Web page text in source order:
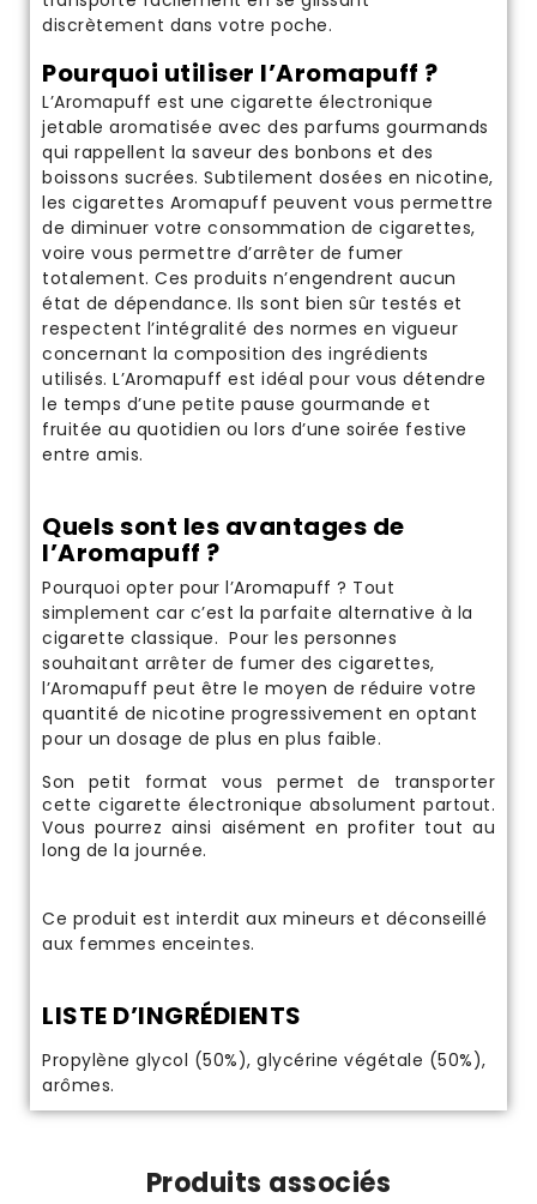
discrètement dans votre poche.
Pourquoi utiliser l’Aromapuff ?
L’Aromapuff est une cigarette électronique
jetable aromatisée avec des parfums gourmands
qui rappellent la saveur des bonbons et des
boissons sucrées. Subtilement dosées en nicotine,
les cigarettes Aromapuff peuvent vous permettre
de diminuer votre consommation de cigarettes,
voire vous permettre d’arrêter de fumer
totalement. Ces produits n’engendrent aucun
état de dépendance. Ils sont bien sûr testés et
respectent l’intégralité des normes en vigueur
concernant la composition des ingrédients
utilisés. L’Aromapuff est idéal pour vous détendre
le temps d’une petite pause gourmande et
fruitée au quotidien ou lors d’une soirée festive
entre amis.
Quels sont les avantages de
l’Aromapuff ?
Pourquoi opter pour l’Aromapuff ? Tout
simplement car c’est la parfaite alternative à la
cigarette classique. Pour les personnes
souhaitant arrêter de fumer des cigarettes,
l’Aromapuff peut être le moyen de réduire votre
quantité de nicotine progressivement en optant
pour un dosage de plus en plus faible.
Son petit format vous permet de transporter
cette cigarette électronique absolument partout.
Vous pourrez ainsi aisément en profiter tout au
long de la journée.
Ce produit est interdit aux mineurs et déconseillé
aux femmes enceintes.
LISTE D’INGRÉDIENTS
Propylène glycol (50%), glycérine végétale (50%),
arômes.
Produits associés